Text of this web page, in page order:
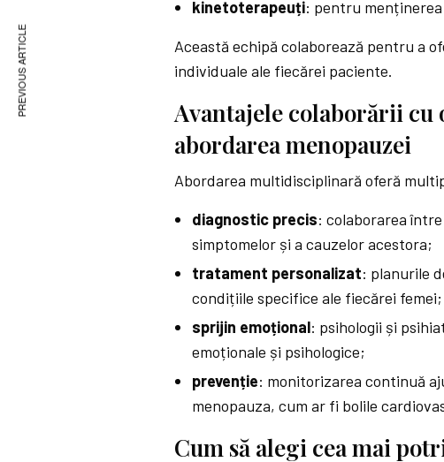
kinetoterapeuți: pentru
Această echipă colaborează pentru a
individuale ale fiecărei paciente.
Avantajele colaborării
abordarea menopauzei
Abordarea multidisciplinară oferă
diagnostic precis: colaborarea
simptomelor și a cauzelor acestora;
tratament personalizat: planurile
condițiile specifice ale fiecărei femei;
sprijin emoțional: psihologii și
emoționale și psihologice;
prevenție: monitorizarea continuă
menopauza, cum ar fi bolile
Cum să alegi cea mai
PREVIOUS ARTICLE